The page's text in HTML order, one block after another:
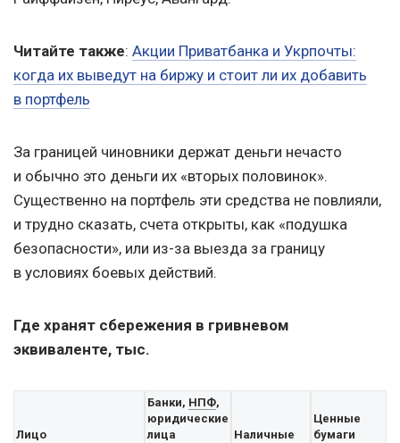
Читайте также: Акции Приватбанка и Укрпочты:
когда их выведут на биржу и стоит ли их добавить
в портфель
За границей чиновники держат деньги нечасто
и обычно это деньги их «вторых половинок».
Существенно на портфель эти средства не повлияли,
и трудно сказать, счета открыты, как «подушка
безопасности», или из-за выезда за границу
в условиях боевых действий.
Где хранят сбережения в гривневом
эквиваленте, тыс.
Лицо
Банки, НПФ,
юридические
лица
Наличные
Ценные
бумаги